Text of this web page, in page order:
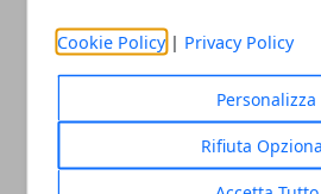
Cookie Policy | Privacy Policy
Personalizza
Rifiuta
Le imprese più grandi
dilettantistico in Italia